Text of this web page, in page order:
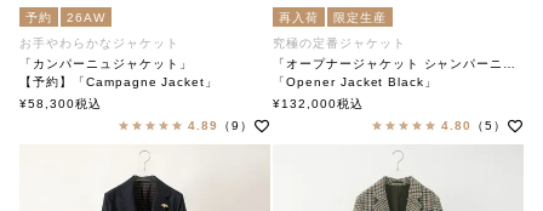
予約
26AW
お手やわらかなジャケット
「カンパーニュジャケット」
【予約】「Campagne Jacket」
soutiencollar（ステンカラー）
¥58,300税込
4.89
（9）
再入荷
限定生産
究極の定番ジャケット
「Opener Jacket Black」
soutiencollar
¥132,000税込
4.80
（5）